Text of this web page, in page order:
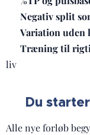
Negativ split
Variation uden
Træning til
liv
Du
Alle nye forløb